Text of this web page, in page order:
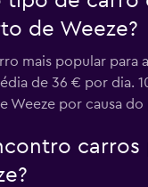
de Weeze?
mais popular para
de 36 € por dia.
Weeze por causa
carros